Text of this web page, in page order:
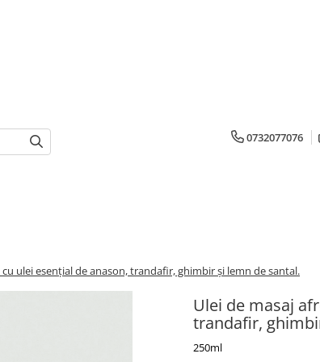
0732077076
ulei esențial de anason, trandafir, ghimbir și lemn de santal.
Ulei de masaj
trandafir,
250ml